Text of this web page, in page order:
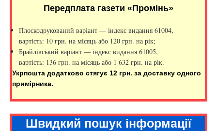
Передплата газети «Промінь»
Плоскодрукований варіант — індекс видання 61004,
вартість: 10 грн. на місяць або 120 грн. на рік;
Брайлівський варіант — індекс видання 61005,
вартість: 136 грн. на місяць або 1 632 грн. на рік.
Укрпошта додатково стягує 12 грн. за доставку одного
примірника.
Швидкий пошук інформації